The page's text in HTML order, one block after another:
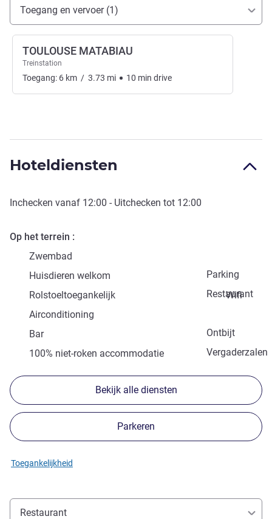
Toegang en transport
Toegang en vervoer (1)
TOULOUSE MATABIAU
Treinstation
Toegang: 6 km / 3.73 mi 10 min drive
Hoteldiensten
Inchecken vanaf 12:00 - Uitchecken tot 12:00
Op het terrein
Zwembad
Parking
Huisdieren welkom
Restaurant
Rolstoeltoegankelijk
Wifi
Airconditioning
Ontbijt
Bar
Vergaderzalen
100% niet-roken accommodatie
Bekijk alle diensten
Parkeren
Toegankelijkheid
Restaurant